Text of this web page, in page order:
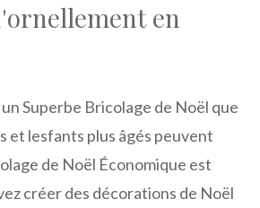
en
Superbe Bricolage de Noël que
et lesfants plus âgés peuvent
de Noël Économique est
créer des décorations de Noël